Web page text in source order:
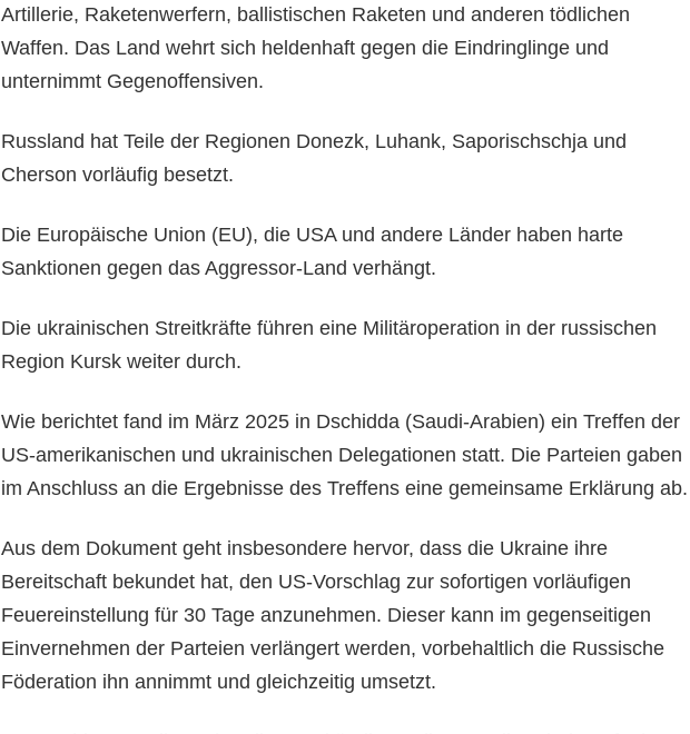
Artillerie, Raketenwerfern, ballistischen Raketen und anderen tödlichen
Waffen. Das Land wehrt sich heldenhaft gegen die Eindringlinge und
unternimmt Gegenoffensiven.
Russland hat Teile der Regionen Donezk, Luhank, Saporischschja und
Cherson vorläufig besetzt.
Die Europäische Union (EU), die USA und andere Länder haben harte
Sanktionen gegen das Aggressor-Land verhängt.
Die ukrainischen Streitkräfte führen eine Militäroperation in der russischen
Region Kursk weiter durch.
Wie berichtet fand im März 2025 in Dschidda (Saudi-Arabien) ein Treffen der
US-amerikanischen und ukrainischen Delegationen statt. Die Parteien gaben
im Anschluss an die Ergebnisse des Treffens eine gemeinsame Erklärung ab.
Aus dem Dokument geht insbesondere hervor, dass die Ukraine ihre
Bereitschaft bekundet hat, den US-Vorschlag zur sofortigen vorläufigen
Feuereinstellung für 30 Tage anzunehmen. Dieser kann im gegenseitigen
Einvernehmen der Parteien verlängert werden, vorbehaltlich die Russische
Föderation ihn annimmt und gleichzeitig umsetzt.